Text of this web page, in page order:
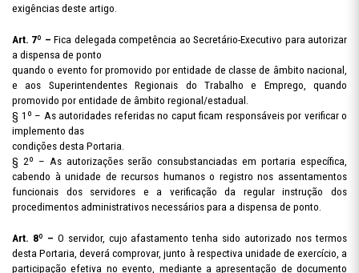
exigências deste artigo.
Art. 7º – Fica delegada competência ao Secretário-Executivo para autorizar
a dispensa de ponto
quando o evento for promovido por entidade de classe de âmbito nacional,
e aos Superintendentes Regionais do Trabalho e Emprego, quando
promovido por entidade de âmbito regional/estadual.
§ 1º – As autoridades referidas no caput ficam responsáveis por verificar o
implemento das
condições desta Portaria.
§ 2º – As autorizações serão consubstanciadas em portaria específica,
cabendo à unidade de recursos humanos o registro nos assentamentos
funcionais dos servidores e a verificação da regular instrução dos
procedimentos administrativos necessários para a dispensa de ponto.
Art. 8º – O servidor, cujo afastamento tenha sido autorizado nos termos
desta Portaria, deverá comprovar, junto à respectiva unidade de exercício, a
participação efetiva no evento, mediante a apresentação de documento